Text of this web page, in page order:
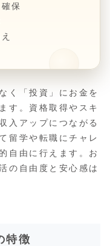
保
く「投資」にお金を
す。資格取得やスキ
入アップにつながる
留学や転職にチャレ
自由に行えます。お
の自由度と安心感は
特徴